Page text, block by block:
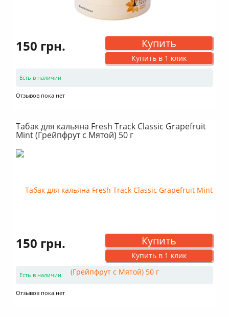
150 грн. Купить
Купить в 1 клик
Есть в наличии
Отзывов пока нет
Табак для кальяна Fresh Track Classic Grapefruit
Mint (Грейпфрут с Мятой) 50 г
150 грн. Купить
Купить в 1 клик
Есть в наличии
Отзывов пока нет